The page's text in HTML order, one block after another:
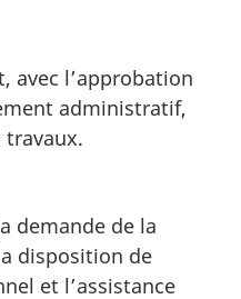
avec l’approbation
administratif,
travaux.
demande de la
disposition de
et l’assistance